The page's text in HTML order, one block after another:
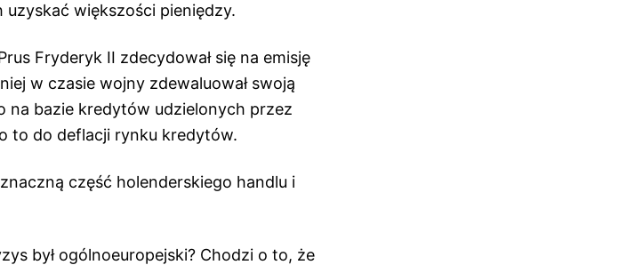
uzyskać większości pieniędzy.
Fryderyk II zdecydował się na emisję
w czasie wojny zdewaluował swoją
na bazie kredytów udzielonych przez
to do deflacji rynku kredytów.
część holenderskiego handlu i
był ogólnoeuropejski? Chodzi o to, że